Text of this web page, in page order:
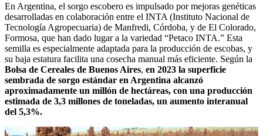
En Argentina, el sorgo escobero es impulsado por mejoras genéticas
desarrolladas en colaboración entre el INTA (Instituto Nacional de
Tecnología Agropecuaria) de Manfredi, Córdoba, y de El Colorado,
Formosa, que han dado lugar a la variedad “Petaco INTA.” Esta
semilla es especialmente adaptada para la producción de escobas, y
su baja estatura facilita una cosecha manual más eficiente. Según la
Bolsa de Cereales de Buenos Aires, en 2023 la superficie
sembrada de sorgo estándar en Argentina alcanzó
aproximadamente un millón de hectáreas, con una producción
estimada de 3,3 millones de toneladas, un aumento interanual
del 5,3%.